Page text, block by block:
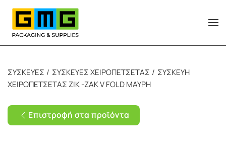
Skip to main content
ΣΥΣΚΕΥΕΣ ΣΥΣΚΕΥΕΣ ΧΕΙΡΟΠΕΤΣΕΤΑΣ
ΣΥΣΚΕΥΗ
ΧΕΙΡΟΠΕΤΣΕΤΑΣ ΖΙΚ -ΖΑΚ V FOLD ΜΑΥΡΗ
Επιστροφή στα προϊόντα